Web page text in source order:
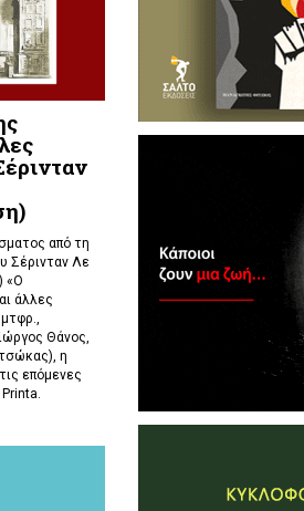
από τη
Σέρινταν Λε
«Ο
άλλες
Θάνος,
η
επόμενες